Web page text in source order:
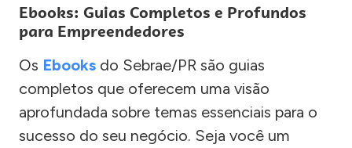
Ebooks: Guias Completos e Profundos
para Empreendedores
Os Ebooks do Sebrae/PR são guias
completos que oferecem uma visão
aprofundada sobre temas essenciais para o
sucesso do seu negócio. Seja você um